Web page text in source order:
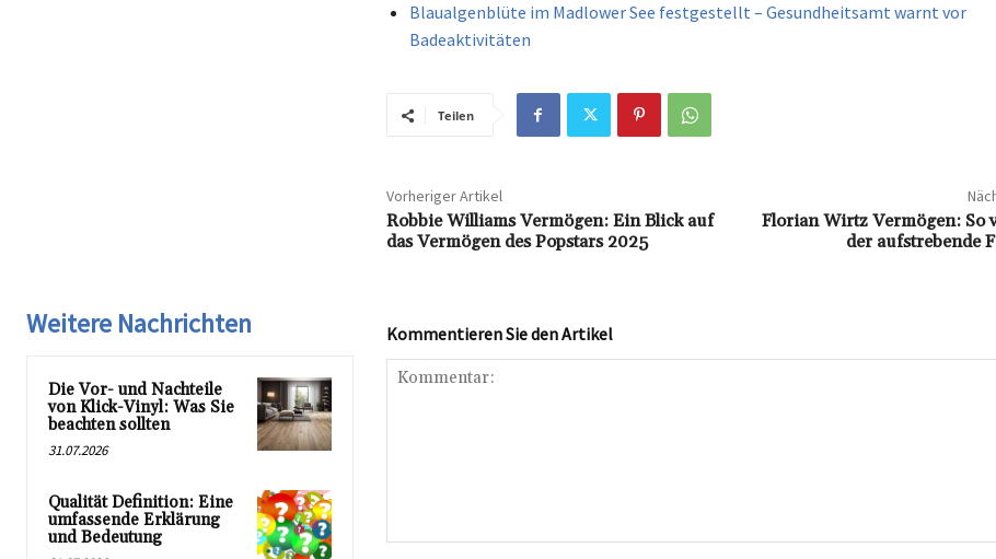
Blaualgenblüte im Madlower See festgestellt – Gesundheitsamt warnt vor
Badeaktivitäten
Teilen
Vorheriger Artikel
Robbie Williams Vermögen: Ein Blick auf
das Vermögen des Popstars 2025
Florian Wirtz Vermögen: So
der aufstrebende
Weitere Nachrichten
Die Vor- und Nachteile
von Klick-Vinyl: Was Sie
beachten sollten
31.07.2026
Qualität Definition: Eine
umfassende Erklärung
und Bedeutung
Kommentieren Sie den Artikel